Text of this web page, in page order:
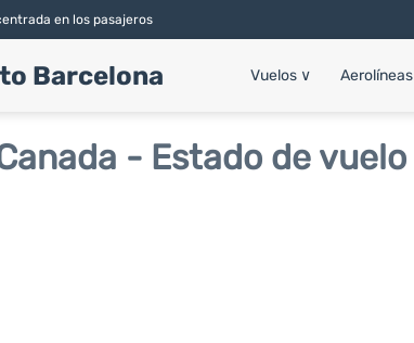
en los pasajeros
Barcelona Vuelos ∨ Aerolíneas
- Estado de vuelo